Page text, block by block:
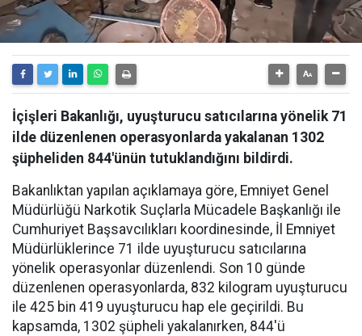
İçişleri Bakanlığı, uyuşturucu satıcılarına yönelik 71
ilde düzenlenen operasyonlarda yakalanan 1302
şüpheliden 844'ünün tutuklandığını bildirdi.
Bakanlıktan yapılan açıklamaya göre, Emniyet Genel
Müdürlüğü Narkotik Suçlarla Mücadele Başkanlığı ile
Cumhuriyet Başsavcılıkları koordinesinde, İl Emniyet
Müdürlüklerince 71 ilde uyuşturucu satıcılarına
yönelik operasyonlar düzenlendi. Son 10 günde
düzenlenen operasyonlarda, 832 kilogram uyuşturucu
ile 425 bin 419 uyuşturucu hap ele geçirildi. Bu
kapsamda, 1302 şüpheli yakalanırken, 844'ü